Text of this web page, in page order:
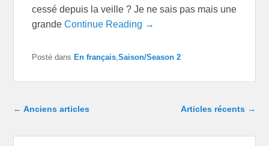
cessé depuis la veille ? Je ne sais pas mais une
grandeContinue Reading →
Posté dans En français ,Saison/Season 2
Navigation dans les articles
← Anciens articles Articles récents →